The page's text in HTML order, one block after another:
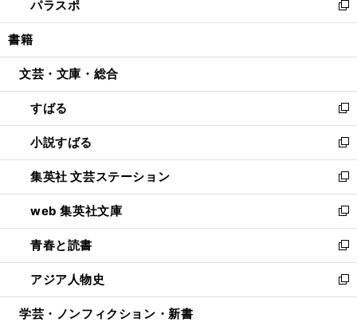
で
開
ド
ウ
開
ィ
ン
ウ
開
く
い
ウ
ン
ウ
で
開
く
パラスポ
新
し
ウ
ン
ド
ウ
で
開
く
書籍
文芸・文庫・総合
すばる
新
し
い
ウ
ィ
ン
ド
ウ
で
開
く
小説すばる
新
し
い
ウ
ィ
ン
ド
ウ
で
開
集英社 文芸ステーション
新
し
い
ウ
ィ
ン
ド
ウ
web 集英社文庫
新
し
い
ウ
ィ
ン
青春と読書
新
し
い
ウ
アジア人物史
新
し
学芸・ノンフィクション・新書